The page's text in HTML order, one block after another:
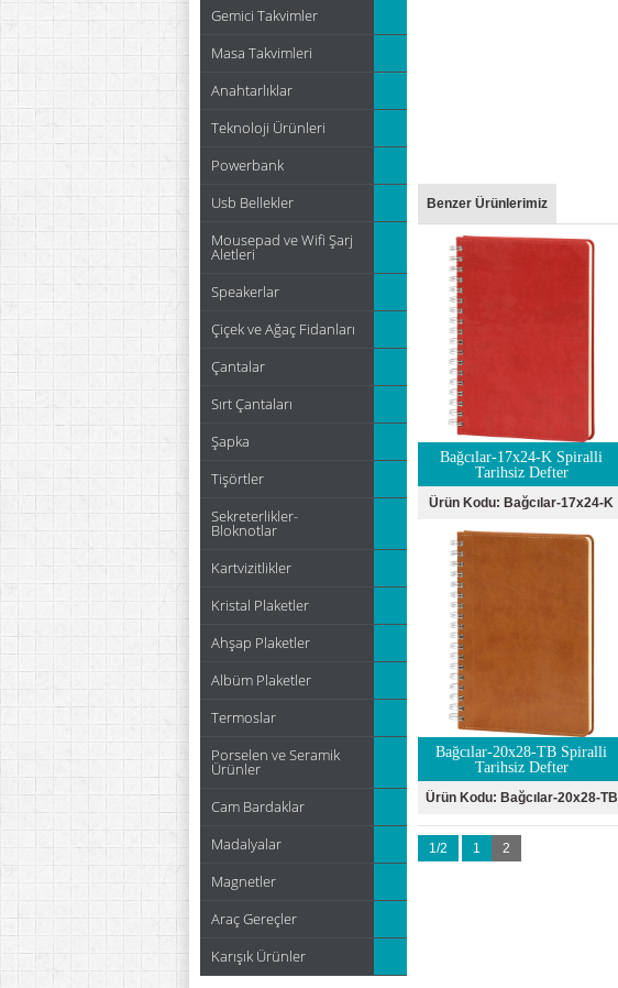
Gemici Takvimler
Masa Takvimleri
Anahtarlıklar
Teknoloji Ürünleri
Powerbank
Usb Bellekler
Mousepad ve Wifi Şarj
Aletleri
Speakerlar
Çiçek ve Ağaç Fidanları
Çantalar
Sırt Çantaları
Şapka
Tişörtler
Sekreterlikler-
Bloknotlar
Kartvizitlikler
Kristal Plaketler
Ahşap Plaketler
Albüm Plaketler
Termoslar
Porselen ve Seramik
Ürünler
Cam Bardaklar
Madalyalar
Magnetler
Araç Gereçler
Karışık Ürünler
Benzer Ürünlerimiz
Bağcılar-17x24-K Spiralli
Tarihsiz Defter
Ürün Kodu: Bağcılar-17x24-K
Bağcılar-20x28-TB Spiralli
Tarihsiz Defter
Ürün Kodu: Bağcılar-20x28-TB
1/2 1 2